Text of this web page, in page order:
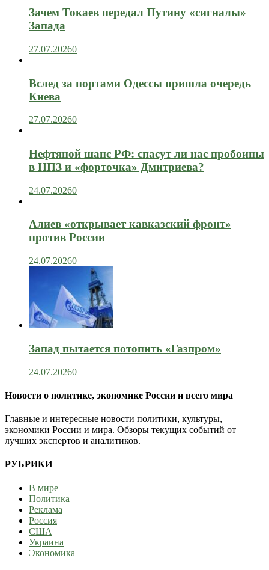
Зачем Токаев передал Путину «сигналы»
Запада
27.07.20260
Вслед за портами Одессы пришла очередь
Киева
27.07.20260
Нефтяной шанс РФ: спасут ли нас пробоины
в НПЗ и «форточка» Дмитриева?
24.07.20260
Алиев «открывает кавказский фронт»
против России
24.07.20260
Запад пытается потопить «Газпром»
24.07.20260
Новости о политике, экономике России и всего мира
Главные и интересные новости политики, культуры,
экономики России и мира. Обзоры текущих событий от
лучших экспертов и аналитиков.
РУБРИКИ
В мире
Политика
Реклама
Россия
США
Украина
Экономика